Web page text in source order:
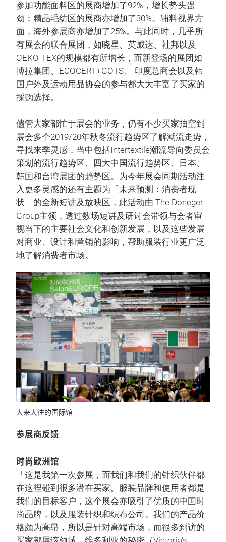
参加功能面料区的展商增加了92%，增长势头强
劲；精品毛纺区的展商亦增加了30%。辅料视界方
面，海外参展商亦增加了25%。与此同时，几乎所
有展会的联合展团，如晓星、英威达、社邦以及
OEKO-TEX的规模都有所增长，而新登场的展团如
博拉集团、ECOCERT+GOTS、 印度总商会以及韩
国户外及运动用品协会的参与都大大丰富了买家的
採购选择。
儘管大家都忙于展会的业务，仍有不少买家抽空到
展会多个2019/20年秋冬流行趋势区了解潮流走势，
寻找来季灵感，当中包括Intertextile潮流导向委员会
策划的流行趋势区、四大中国流行趋势区、日本、
韩国和台湾展团的趋势区。为今年展会同期活动注
入更多灵感的还有主题为「未来预测：消费者现
状」的全新短讲及放映区，此活动由 The Doneger
Group主领，透过数场短讲及研讨会带领与会者审
视当下的主要社会文化和创新发展，以及这些发展
对商业、设计和营销的影响，帮助服装行业更广泛
地了解消费者市场。
人来人往的国际馆
参展商反馈
时尚欧洲馆
「这是我第一次参展，而我们和我们的针织伙伴都
在这裡碰到很多潜在买家。服装品牌和使用者都是
我们的目标客户，这个展会亦吸引了优质的中国时
尚品牌，以及服装针织和织布公司。我们的产品价
格颇为高昂，所以是针对高端市场，而很多到访的